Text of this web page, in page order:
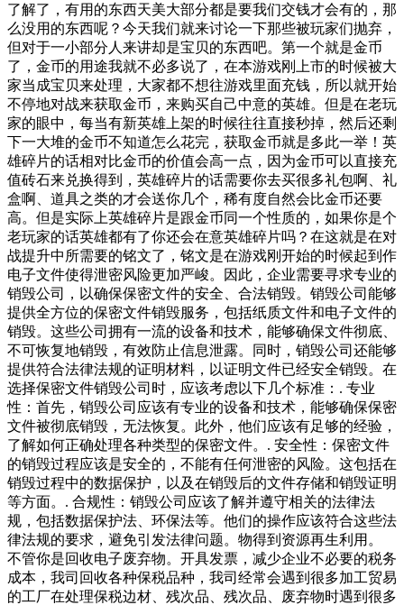
了解了，有用的东西天美大部分都是要我们交钱才会有的，那
么没用的东西呢？今天我们就来讨论一下那些被玩家们抛弃，
但对于一小部分人来讲却是宝贝的东西吧。第一个就是金币
了，金币的用途我就不必多说了，在本游戏刚上市的时候被大
家当成宝贝来处理，大家都不想往游戏里面充钱，所以就开始
不停地对战来获取金币，来购买自己中意的英雄。但是在老玩
家的眼中，每当有新英雄上架的时候往往直接秒掉，然后还剩
下一大堆的金币不知道怎么花完，获取金币就是多此一举！英
雄碎片的话相对比金币的价值会高一点，因为金币可以直接充
值砖石来兑换得到，英雄碎片的话需要你去买很多礼包啊、礼
盒啊、道具之类的才会送你几个，稀有度自然会比金币还要
高。但是实际上英雄碎片是跟金币同一个性质的，如果你是个
老玩家的话英雄都有了你还会在意英雄碎片吗？在这就是在对
战提升中所需要的铭文了，铭文是在游戏刚开始的时候起到作
电子文件使得泄密风险更加严峻。因此，企业需要寻求专业的
销毁公司，以确保保密文件的安全、合法销毁。销毁公司能够
提供全方位的保密文件销毁服务，包括纸质文件和电子文件的
销毁。这些公司拥有一流的设备和技术，能够确保文件彻底、
不可恢复地销毁，有效防止信息泄露。同时，销毁公司还能够
提供符合法律法规的证明材料，以证明文件已经安全销毁。在
选择保密文件销毁公司时，应该考虑以下几个标准：. 专业
性：首先，销毁公司应该有专业的设备和技术，能够确保保密
文件被彻底销毁，无法恢复。此外，他们应该有足够的经验，
了解如何正确处理各种类型的保密文件。. 安全性：保密文件
的销毁过程应该是安全的，不能有任何泄密的风险。这包括在
销毁过程中的数据保护，以及在销毁后的文件存储和销毁证明
等方面。. 合规性：销毁公司应该了解并遵守相关的法律法
规，包括数据保护法、环保法等。他们的操作应该符合这些法
律法规的要求，避免引发法律问题。物得到资源再生利用。
不管你是回收电子废弃物。开具发票，减少企业不必要的税务
成本，我司回收各种保税品种，我司经常会遇到很多加工贸易
的工厂在处理保税边材、残次品、残次品、废弃物时遇到很多